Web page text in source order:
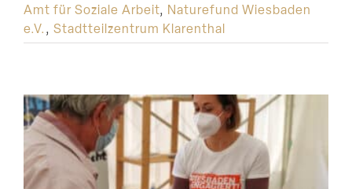
Amt für Soziale Arbeit, Naturefund Wiesbaden
e.V., Stadtteilzentrum Klarenthal